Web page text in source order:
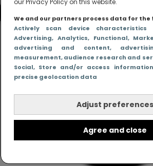
our Privacy Policy on this website.
We and our partners process data for the
Actively scan device
Advertising, Analytics, Functional,
advertising and content,
measurement, audience research and
Social, Store and/or access
precise geolocation data
Adjust preferences
Agree and close